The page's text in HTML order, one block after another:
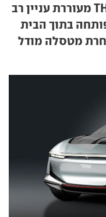
בתוך הבית
מטסלה מודל